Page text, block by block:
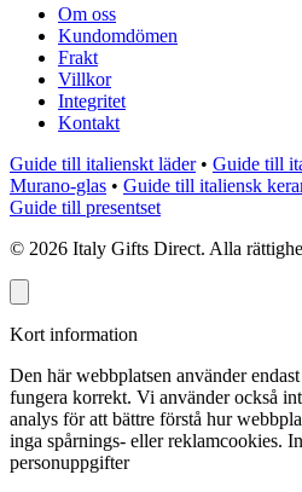
Om oss
Kundomdömen
Frakt
Villkor
Integritet
Kontakt
Guide till italienskt läder • Guide till
Murano-glas • Guide till italiensk
Guide till presentset
© 2026 Italy Gifts Direct. Alla
Kort information
Den här webbplatsen använder
fungera korrekt. Vi använder också
analys för att bättre förstå hur
inga spårnings- eller reklamcookies.
personuppgifter